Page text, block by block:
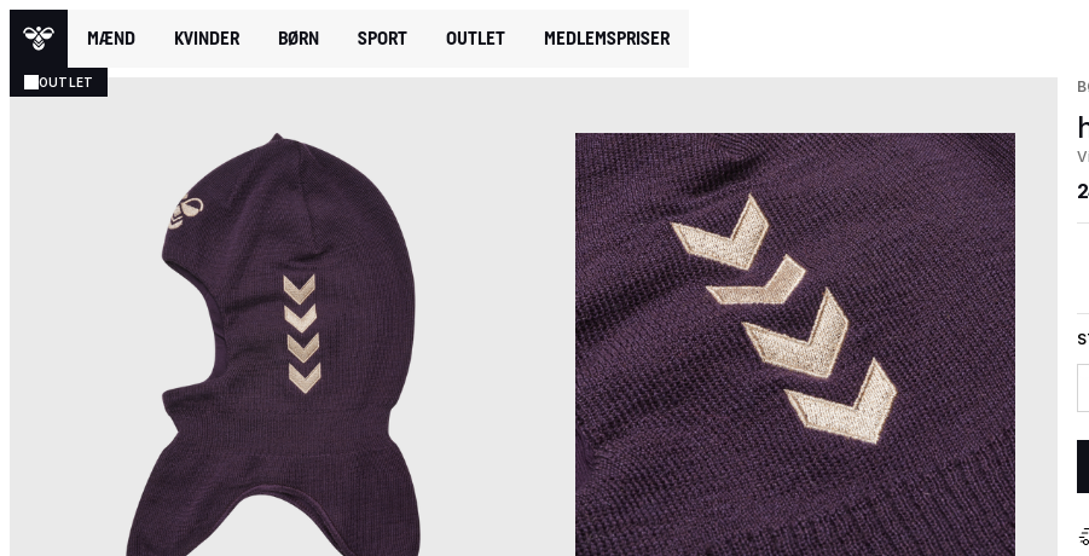
MÆND KVINDER BØRN SPORT OUTLET MEDLEMSPRISER
OUTLET